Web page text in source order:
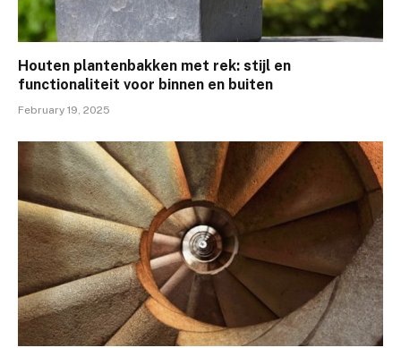
Houten plantenbakken met rek: stijl en
functionaliteit voor binnen en buiten
February 19, 2025